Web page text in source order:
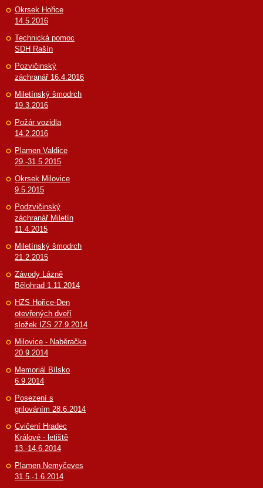
Okrsek Hořice
14.5.2016
Technická pomoc
SDH Rašín
Pozvičinský
záchranář 16.4.2016
Miletínský šmodrch
19.3.2016
Požár vozidla
14.2.2016
Plamen Valdice
29.-31.5.2015
Okrsek Milovice
9.5.2015
Podzvičinský
záchranář Miletín
11.4.2015
Miletínský šmodrch
21.2.2015
Závody Lázně
Bělohrad 1.11.2014
HZS Hořice-Den
otevřených dveří
složek IZS 27.9.2014
Milovice - Naběračka
20.9.2014
Memoriál Bílsko
6.9.2014
Posezení s
grilováním 28.6.2014
Cvičení Hradec
Králové - letiště
13.-14.6.2014
Plamen Nemyčeves
31.5.-1.6.2014